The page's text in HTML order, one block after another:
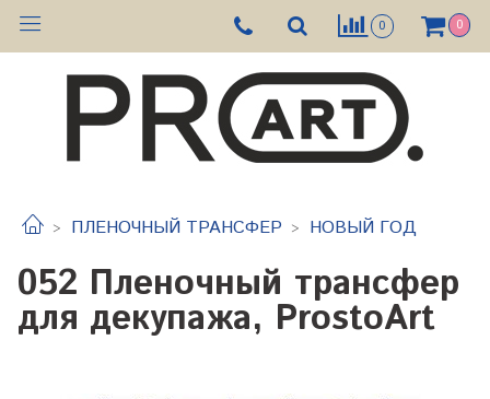
0 0
ПЛЕНОЧНЫЙ ТРАНСФЕР НОВЫЙ ГОД
052 Пленочный трансфер
для декупажа, ProstoArt